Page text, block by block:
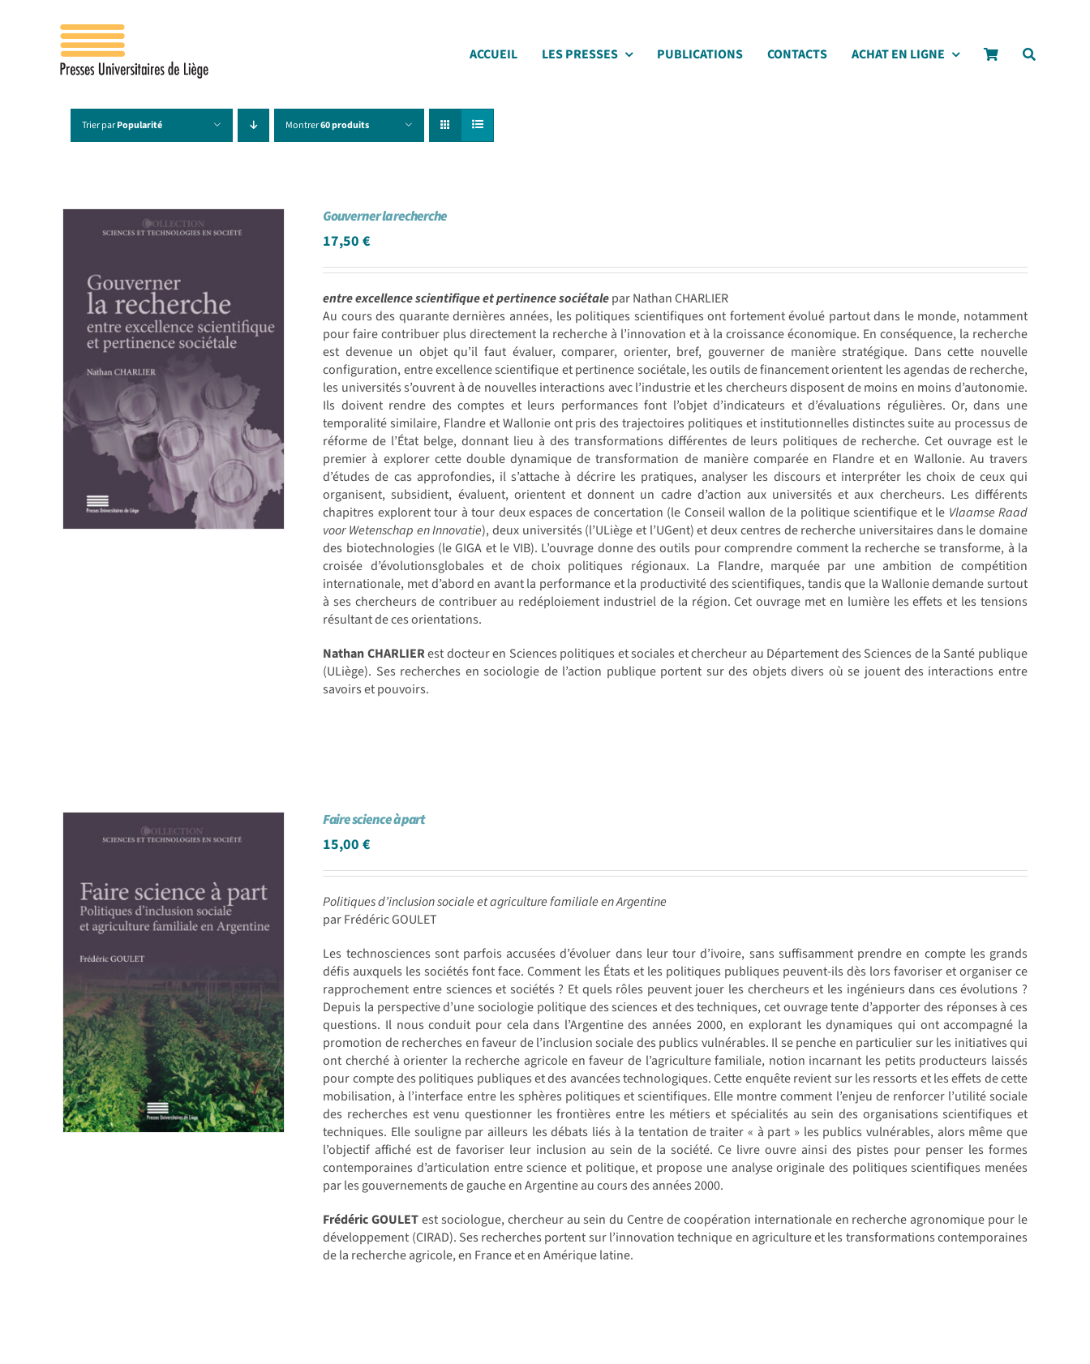
ACCUEIL LES PRESSES PUBLICATIONS CONTACTS ACHAT EN LIGNE
Trier parPopularité Montrer60 produits
Gouverner la recherche
17,50€
entre excellence scientifique et pertinence sociétalepar Nathan CHARLIER
Au cours des quarante dernières années, les politiques scientifiques ont fortement évolué partout dans le monde, notamment
pour faire contribuer plus directement la recherche à l’innovation et à la croissance économique. En conséquence, la recherche
est devenue un objet qu’il faut évaluer, comparer, orienter, bref, gouverner de manière stratégique. Dans cette nouvelle
configuration, entre excellence scientifique et pertinence sociétale, les outils de financement orientent les agendas de recherche,
les universités s’ouvrent à de nouvelles interactions avec l’industrie et les chercheurs disposent de moins en moins d’autonomie.
Ils doivent rendre des comptes et leurs performances font l’objet d’indicateurs et d’évaluations régulières. Or, dans une
temporalité similaire, Flandre et Wallonie ont pris des trajectoires politiques et institutionnelles distinctes suite au processus de
réforme de l’État belge, donnant lieu à des transformations différentes de leurs politiques de recherche. Cet ouvrage est le
premier à explorer cette double dynamique de transformation de manière comparée en Flandre et en Wallonie. Au travers
d’études de cas approfondies, il s’attache à décrire les pratiques, analyser les discours et interpréter les choix de ceux qui
organisent, subsidient, évaluent, orientent et donnent un cadre d’action aux universités et aux chercheurs. Les différents
chapitres explorent tour à tour deux espaces de concertation (le Conseil wallon de la politique scientifique et le Vlaamse Raad
voor Wetenschap en Innovatie), deux universités (l’ULiège et l’UGent) et deux centres de recherche universitaires dans le domaine
des biotechnologies (le GIGA et le VIB). L’ouvrage donne des outils pour comprendre comment la recherche se transforme, à la
croisée d’évolutionsglobales et de choix politiques régionaux. La Flandre, marquée par une ambition de compétition
internationale, met d’abord en avant la performance et la productivité des scientifiques, tandis que la Wallonie demande surtout
à ses chercheurs de contribuer au redéploiement industriel de la région. Cet ouvrage met en lumière les effets et les tensions
résultant de ces orientations.
Nathan CHARLIERest docteur en Sciences politiques et sociales et chercheur au Département des Sciences de la Santé publique
(ULiège). Ses recherches en sociologie de l’action publique portent sur des objets divers où se jouent des interactions entre
savoirs et pouvoirs.
Faire science à part
15,00€
Politiques d’inclusion sociale et agriculture familiale en Argentine
par Frédéric GOULET
Les technosciences sont parfois accusées d’évoluer dans leur tour d’ivoire, sans suffisamment prendre en compte les grands
défis auxquels les sociétés font face. Comment les États et les politiques publiques peuvent-ils dès lors favoriser et organiser ce
rapprochement entre sciences et sociétés ? Et quels rôles peuvent jouer les chercheurs et les ingénieurs dans ces évolutions ?
Depuis la perspective d’une sociologie politique des sciences et des techniques, cet ouvrage tente d’apporter des réponses à ces
questions. Il nous conduit pour cela dans l’Argentine des années 2000, en explorant les dynamiques qui ont accompagné la
promotion de recherches en faveur de l’inclusion sociale des publics vulnérables. Il se penche en particulier sur les initiatives qui
ont cherché à orienter la recherche agricole en faveur de l’agriculture familiale, notion incarnant les petits producteurs laissés
pour compte des politiques publiques et des avancées technologiques. Cette enquête revient sur les ressorts et les effets de cette
mobilisation, à l’interface entre les sphères politiques et scientifiques. Elle montre comment l’enjeu de renforcer l’utilité sociale
des recherches est venu questionner les frontières entre les métiers et spécialités au sein des organisations scientifiques et
techniques. Elle souligne par ailleurs les débats liés à la tentation de traiter « à part » les publics vulnérables, alors même que
l’objectif affiché est de favoriser leur inclusion au sein de la société. Ce livre ouvre ainsi des pistes pour penser les formes
contemporaines d’articulation entre science et politique, et propose une analyse originale des politiques scientifiques menées
par les gouvernements de gauche en Argentine au cours des années 2000.
Frédéric GOULETest sociologue, chercheur au sein du Centre de coopération internationale en recherche agronomique pour le
développement (CIRAD). Ses recherches portent sur l’innovation technique en agriculture et les transformations contemporaines
de la recherche agricole, en France et en Amérique latine.